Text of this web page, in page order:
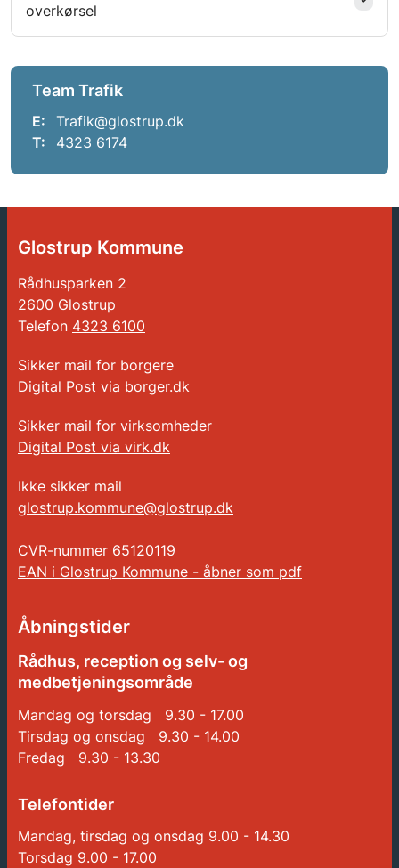
overkørsel
Team Trafik
E:
Trafik@glostrup.dk
T:
4323 6174
Glostrup Kommune
Rådhusparken 2
2600 Glostrup
Telefon 4323 6100
Sikker mail for borgere
Digital Post via borger.dk
Sikker mail for virksomheder
Digital Post via virk.dk
Ikke sikker mail
glostrup.kommune@glostrup.dk
CVR-nummer 65120119
EAN i Glostrup Kommune - åbner som pdf
Åbningstider
Rådhus, reception og selv- og
medbetjeningsområde
Mandag og torsdag 9.30 - 17.00
Tirsdag og onsdag 9.30 - 14.00
Fredag 9.30 - 13.30
Telefontider
Mandag, tirsdag og onsdag 9.00 - 14.30
Torsdag 9.00 - 17.00